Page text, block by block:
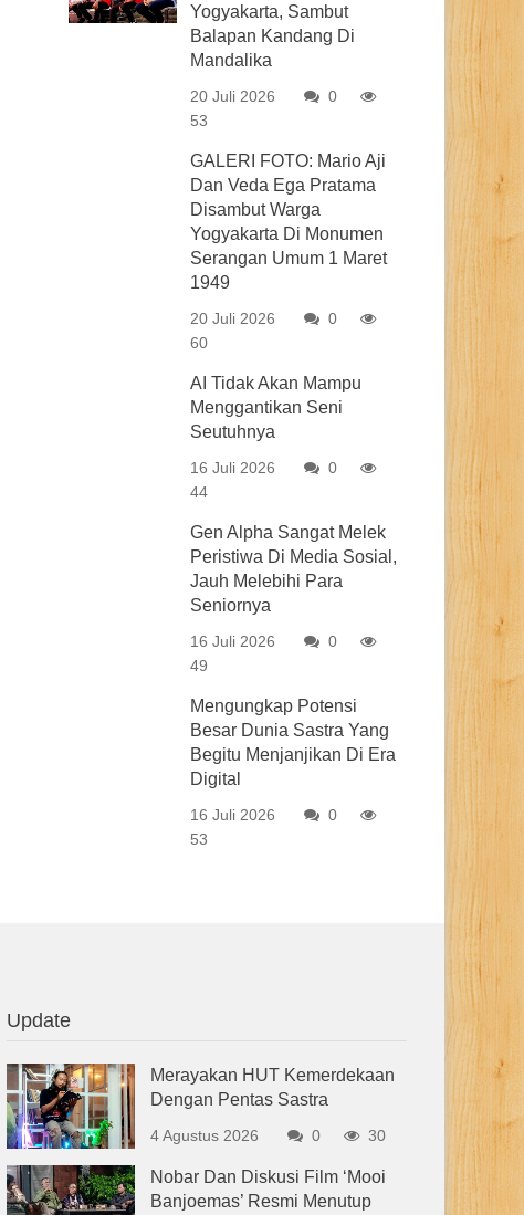
Yogyakarta, Sambut
Balapan Kandang Di
Mandalika
20 Juli 2026
0
53
GALERI FOTO: Mario Aji
Dan Veda Ega Pratama
Disambut Warga
Yogyakarta Di Monumen
Serangan Umum 1 Maret
1949
20 Juli 2026
0
60
AI Tidak Akan Mampu
Menggantikan Seni
Seutuhnya
16 Juli 2026
0
44
Gen Alpha Sangat Melek
Peristiwa Di Media Sosial,
Jauh Melebihi Para
Seniornya
16 Juli 2026
0
49
Mengungkap Potensi
Besar Dunia Sastra Yang
Begitu Menjanjikan Di Era
Digital
16 Juli 2026
0
53
Update
Merayakan HUT Kemerdekaan
Dengan Pentas Sastra
4 Agustus 2026 0 30
Nobar Dan Diskusi Film ‘Mooi
Banjoemas’ Resmi Menutup